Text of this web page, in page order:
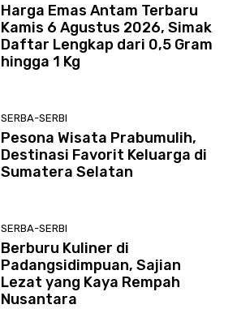
Harga Emas Antam Terbaru
Kamis 6 Agustus 2026, Simak
Daftar Lengkap dari 0,5 Gram
hingga 1 Kg
SERBA-SERBI
Pesona Wisata Prabumulih,
Destinasi Favorit Keluarga di
Sumatera Selatan
SERBA-SERBI
Berburu Kuliner di
Padangsidimpuan, Sajian
Lezat yang Kaya Rempah
Nusantara